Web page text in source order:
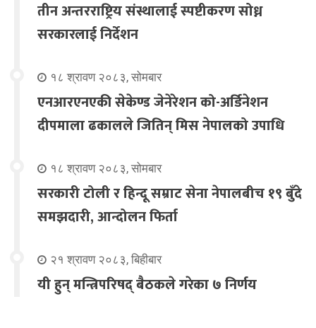
तीन अन्तरराष्ट्रिय संस्थालाई स्पष्टीकरण सोध्न
सरकारलाई निर्देशन
१८ श्रावण २०८३, सोमबार
एनआरएनएकी सेकेण्ड जेनेरेशन को-अर्डिनेशन
दीपमाला ढकालले जितिन् मिस नेपालको उपाधि
१८ श्रावण २०८३, सोमबार
सरकारी टोली र हिन्दू सम्राट सेना नेपालबीच १९ बुँदे
समझदारी, आन्दोलन फिर्ता
२१ श्रावण २०८३, बिहीबार
यी हुन् मन्त्रिपरिषद् बैठकले गरेका ७ निर्णय